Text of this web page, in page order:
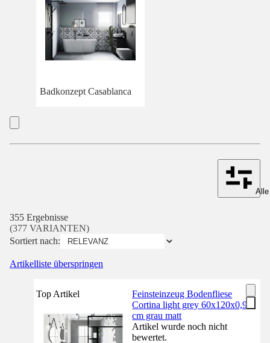
Badkonzept Casablanca
355 Ergebnisse
(377 VARIANTEN)
Sortiert nach:
Artikelliste überspringen
Top Artikel
Feinsteinzeug Bodenfliese
Cortina light grey 60x120x0,9
cm grau matt
Artikel wurde noch nicht
bewertet.